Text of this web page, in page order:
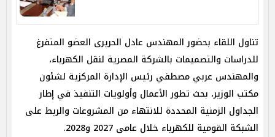
تناول اللقاء بحضور المهندس عادل الحريرى العضو المتفرغ
للدراسات والتصميمات بالشركة المصرية لنقل الكهرباء،
والمهندس عربي مصطفي رئيس الإدارة المركزية لشئون
مكتب الوزير، بحث تطور الأعمال وأولويات التنفيذ في إطار
الجداول الزمنية المحددة للانتهاء من المشروعات والربط على
الشبكة القومية للكهرباء خلال عامى 2027 و2028.